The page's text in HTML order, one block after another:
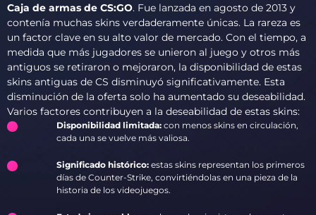
Caja de armas de CS:GO. Fue lanzada en agosto de 2013 y
contenía muchas skins verdaderamente únicas. La rareza es
un factor clave en su alto valor de mercado. Con el tiempo, a
medida que más jugadores se unieron al juego y otros más
antiguos se retiraron o mejoraron, la disponibilidad de estas
skins antiguas de CS disminuyó significativamente. Esta
disminución de la oferta solo ha aumentado su deseabilidad.
Varios factores contribuyen a la deseabilidad de estas skins:
Disponibilidad limitada: con menos skins en circulación,
cada una se vuelve más valiosa.
Significado histórico: estas skins representan los primeros
días de Counter-Strike, convirtiéndolas en una pieza de la
historia de los videojuegos.